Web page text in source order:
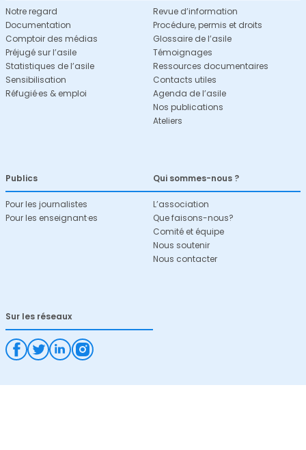
Notre regard
Documentation
Comptoir des médias
Préjugé sur l’asile
Statistiques de l’asile
Sensibilisation
Réfugié·es & emploi
Revue d’information
Procédure, permis et droits
Glossaire de l’asile
Témoignages
Ressources documentaires
Contacts utiles
Agenda de l’asile
Nos publications
Ateliers
Publics
Pour les journalistes
Pour les enseignant·es
Qui sommes-nous ?
L’association
Que faisons-nous?
Comité et équipe
Nous soutenir
Nous contacter
Sur les réseaux